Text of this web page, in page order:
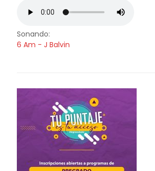
Sonando:
6 Am - J Balvin